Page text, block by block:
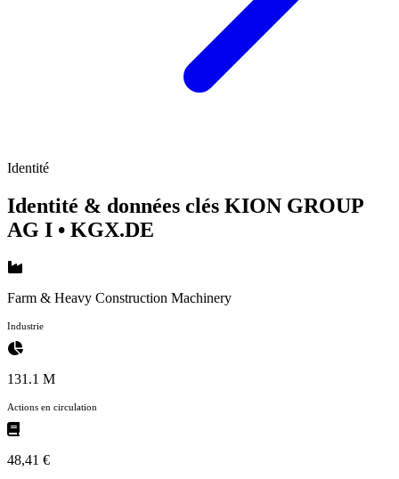
Identité
Identité & données clés KION GROUP
AG I • KGX.DE
Farm & Heavy Construction Machinery
Industrie
131.1 M
Actions en circulation
48,41 €